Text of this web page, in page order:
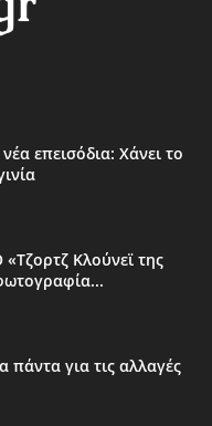
επεισόδια: Χάνει το
Κλούνεϊ της
για τις αλλαγές